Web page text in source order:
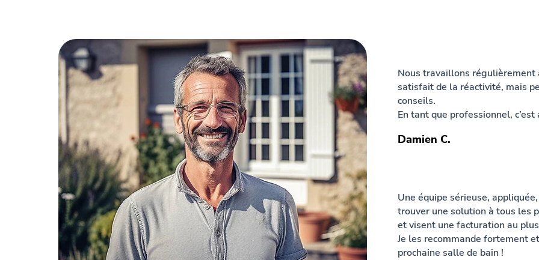
Nous travaillons régulièrement
satisfait de la réactivité, mais
conseils.
En tant que professionnel,
Damien C.
Une équipe sérieuse,
trouver une solution à tous les
et visent une facturation au
Je les recommande fortement
prochaine salle de bain !